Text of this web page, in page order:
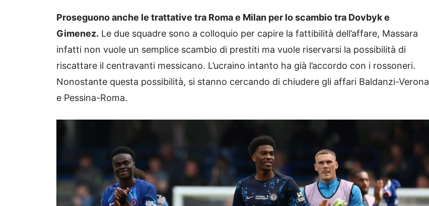
Proseguono anche le trattative tra Roma e Milan per lo scambio tra Dovbyk e
Gimenez. Le due squadre sono a colloquio per capire la fattibilità dell’affare, Massara
infatti non vuole un semplice scambio di prestiti ma vuole riservarsi la possibilità di
riscattare il centravanti messicano. L’ucraino intanto ha già l’accordo con i rossoneri.
Nonostante questa possibilità, si stanno cercando di chiudere gli affari Baldanzi-Verona
e Pessina-Roma.